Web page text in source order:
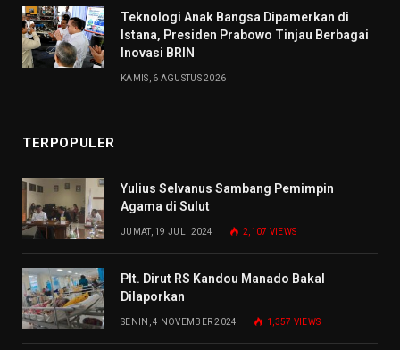
Teknologi Anak Bangsa Dipamerkan di
Istana, Presiden Prabowo Tinjau Berbagai
Inovasi BRIN
KAMIS, 6 AGUSTUS 2026
TERPOPULER
Yulius Selvanus Sambang Pemimpin
Agama di Sulut
JUMAT, 19 JULI 2024 2,107 VIEWS
Plt. Dirut RS Kandou Manado Bakal
Dilaporkan
SENIN, 4 NOVEMBER 2024 1,357 VIEWS